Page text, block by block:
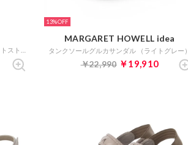
13%
MARGARET HOWELL idea
タンクソールグルカサンダル （ライトグレー）
￥22,990 ￥19,910